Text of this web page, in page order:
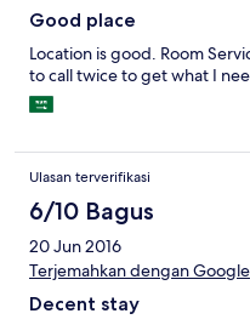
Good place
Location is good. Room
to call twice to get what I
Ulasan terverifikasi
6/10 Bagus
20 Jun 2016
Terjemahkan dengan Google
Decent stay